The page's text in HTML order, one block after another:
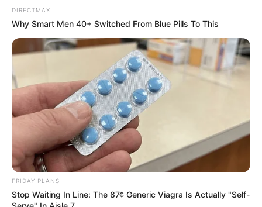
10 Incredible FIFA 2026 Facts You Probably Missed
BRAINBERRIES
DIRECTMAX
Why Smart Men 40+ Switched From Blue Pills To This
FRIDAY PLANS
Stop Waiting In Line: The 87¢ Generic Viagra Is Actually "Self-